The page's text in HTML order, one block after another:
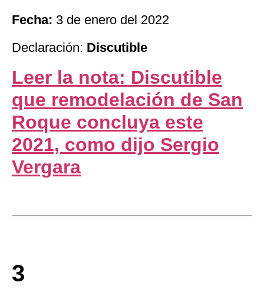
Fecha: 3 de enero del 2022
Declaración: Discutible
Leer la nota: Discutible
que remodelación de San
Roque concluya este
2021, como dijo Sergio
Vergara
3